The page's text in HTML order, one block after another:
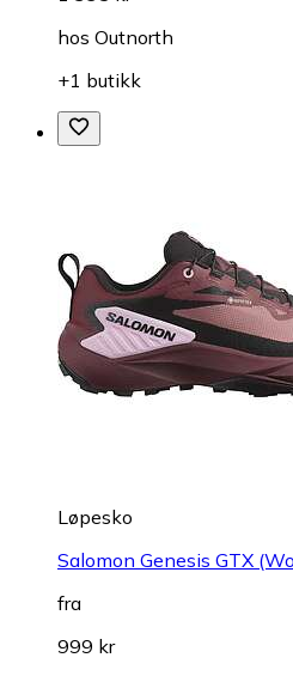
hos Outnorth
+1 butikk
Løpesko
Salomon Genesis GTX
fra
999 kr